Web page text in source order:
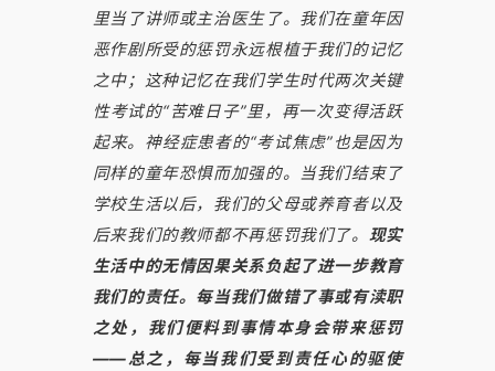
里当了讲师或主治医生了。我们在童年因
恶作剧所受的惩罚永远根植于我们的记忆
之中；这种记忆在我们学生时代两次关键
性考试的“苦难日子”里，再一次变得活跃
起来。神经症患者的“考试焦虑”也是因为
同样的童年恐惧而加强的。当我们结束了
学校生活以后，我们的父母或养育者以及
后来我们的教师都不再惩罚我们了。 现实
生活中的无情因果关系负起了进一步教育
我们的责任。每当我们做错了事或有渎职
之处，我们便料到事情本身会带来惩罚
——总之，每当我们受到责任心的驱使